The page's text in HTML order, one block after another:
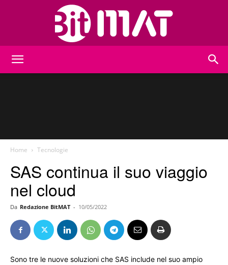
Home Tecnologie
SAS continua il suo viaggio
nel cloud
Da Redazione BitMAT - 10/05/2022
Sono tre le nuove soluzioni che SAS include nel suo ampio